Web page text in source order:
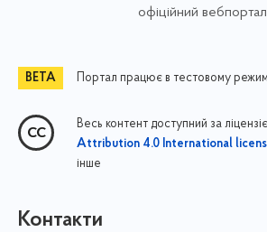
офіційний вебпортал
Портал працює в тестовому
Весь контент доступний за
Attribution 4.0 International
інше
Контакти